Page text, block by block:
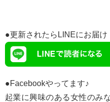
●更新されたらLINEにお届け
●Facebookやってます♪
起業に興味のある女性のみ